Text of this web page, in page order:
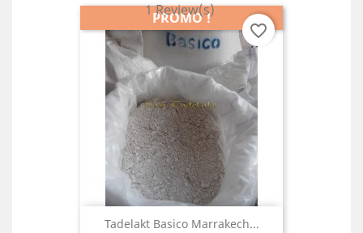
1 Review(s)
Tadelakt Basico Marrakech...
PROMO !
favorite_border